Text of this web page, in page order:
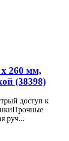
260 мм,
(38398)
доступ к
руч...